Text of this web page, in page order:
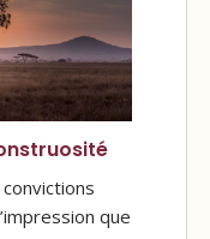
que